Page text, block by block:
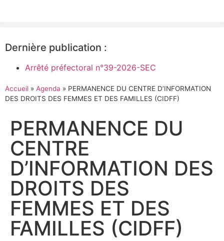
Dernière publication :
Arrêté préfectoral n°39-2026-SEC
Accueil » Agenda » PERMANENCE DU CENTRE D’INFORMATION
DES DROITS DES FEMMES ET DES FAMILLES (CIDFF)
PERMANENCE DU
CENTRE
D’INFORMATION DES
DROITS DES
FEMMES ET DES
FAMILLES (CIDFF)